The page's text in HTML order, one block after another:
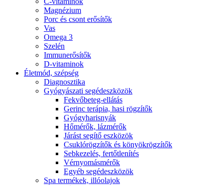
Magnézium
Porc és csont erősítők
Vas
Omega 3
Szelén
Immunerősítők
D-vitaminok
Életmód, szépség
Diagnosztika
Gyógyászati segédeszközök
Fekvőbeteg-ellátás
Gerinc terápia, hasi rögzítők
Gyógyharisnyák
Hőmérők, lázmérők
Járást segítő eszközök
Csuklórögzítők és könyökrögzítők
Sebkezelés, fertőtlenítés
Vérnyomásmérők
Egyéb segédeszközök
Spa termékek, illóolajok